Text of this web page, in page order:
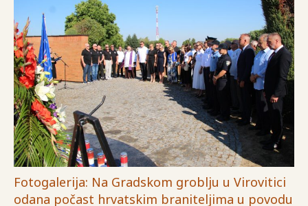
Fotogalerija: Na Gradskom groblju u Virovitici
odana počast hrvatskim braniteljima u povodu